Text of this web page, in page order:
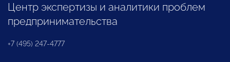
Центр экспертизы и аналитики проблем
предпринимательства
+7 (495) 247-4777